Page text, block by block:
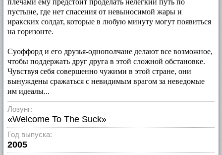
плечами ему предстоит проделать нелегкий путь по
пустыне, где нет спасения от невыносимой жары и
иракских солдат, которые в любую минуту могут появиться
на горизонте.
Суоффорд и его друзья-однополчане делают все возможное,
чтобы поддержать друг друга в этой сложной обстановке.
Чувствуя себя совершенно чужими в этой стране, они
вынуждены сражаться с невидимым врагом за неведомые
им идеалы...
Лозунг:
«Welcome To The Suck»
Год выпуска:
2005